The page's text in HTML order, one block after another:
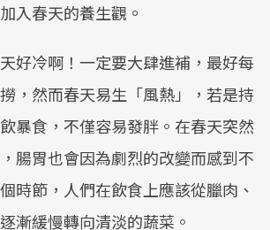
入春天的養生觀。
好冷啊！一定要大肆進補，最好每
，然而春天易生「風熱」，若是持
暴食，不僅容易發胖。在春天突然
腸胃也會因為劇烈的改變而感到不
時節，人們在飲食上應該從臘肉、
漸緩慢轉向清淡的蔬菜。